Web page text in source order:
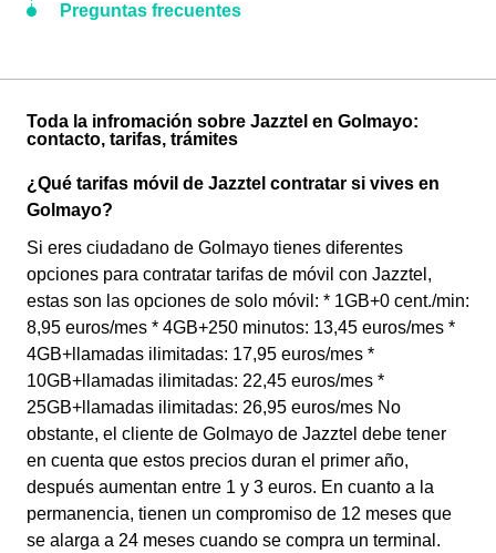
Preguntas frecuentes
Toda la infromación sobre Jazztel en Golmayo:
contacto, tarifas, trámites
¿Qué tarifas móvil de Jazztel contratar si vives en
Golmayo?
Si eres ciudadano de Golmayo tienes diferentes
opciones para contratar tarifas de móvil con Jazztel,
estas son las opciones de solo móvil: * 1GB+0 cent./min:
8,95 euros/mes * 4GB+250 minutos: 13,45 euros/mes *
4GB+llamadas ilimitadas: 17,95 euros/mes *
10GB+llamadas ilimitadas: 22,45 euros/mes *
25GB+llamadas ilimitadas: 26,95 euros/mes No
obstante, el cliente de Golmayo de Jazztel debe tener
en cuenta que estos precios duran el primer año,
después aumentan entre 1 y 3 euros. En cuanto a la
permanencia, tienen un compromiso de 12 meses que
se alarga a 24 meses cuando se compra un terminal.